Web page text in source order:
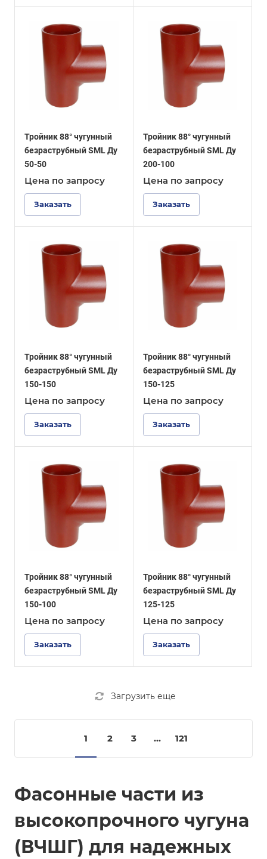
Тройник 88° чугунный
безраструбный SML Ду
50-50
Цена по запросу
Заказать
Тройник 88° чугунный
безраструбный SML Ду
200-100
Цена по запросу
Заказать
Тройник 88° чугунный
безраструбный SML Ду
150-150
Цена по запросу
Заказать
Тройник 88° чугунный
безраструбный SML Ду
150-125
Цена по запросу
Заказать
Тройник 88° чугунный
безраструбный SML Ду
150-100
Цена по запросу
Заказать
Тройник 88° чугунный
безраструбный SML Ду
125-125
Цена по запросу
Заказать
Загрузить еще
1 2 3 ... 121
Фасонные части из
высокопрочного чугуна
(ВЧШГ) для надежных